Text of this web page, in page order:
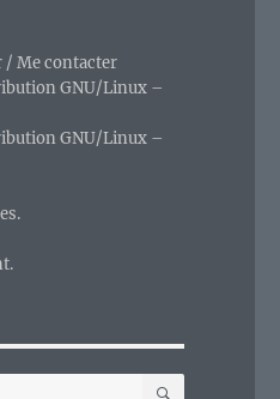
/ Me contacter
GNU/Linux –
GNU/Linux –